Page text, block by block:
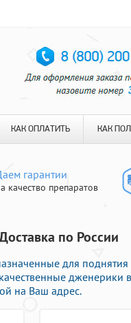
КАК ОПЛАТИТЬ КАК
гарантии
качество препаратов
по России
для
дженерики
на Ваш адрес.